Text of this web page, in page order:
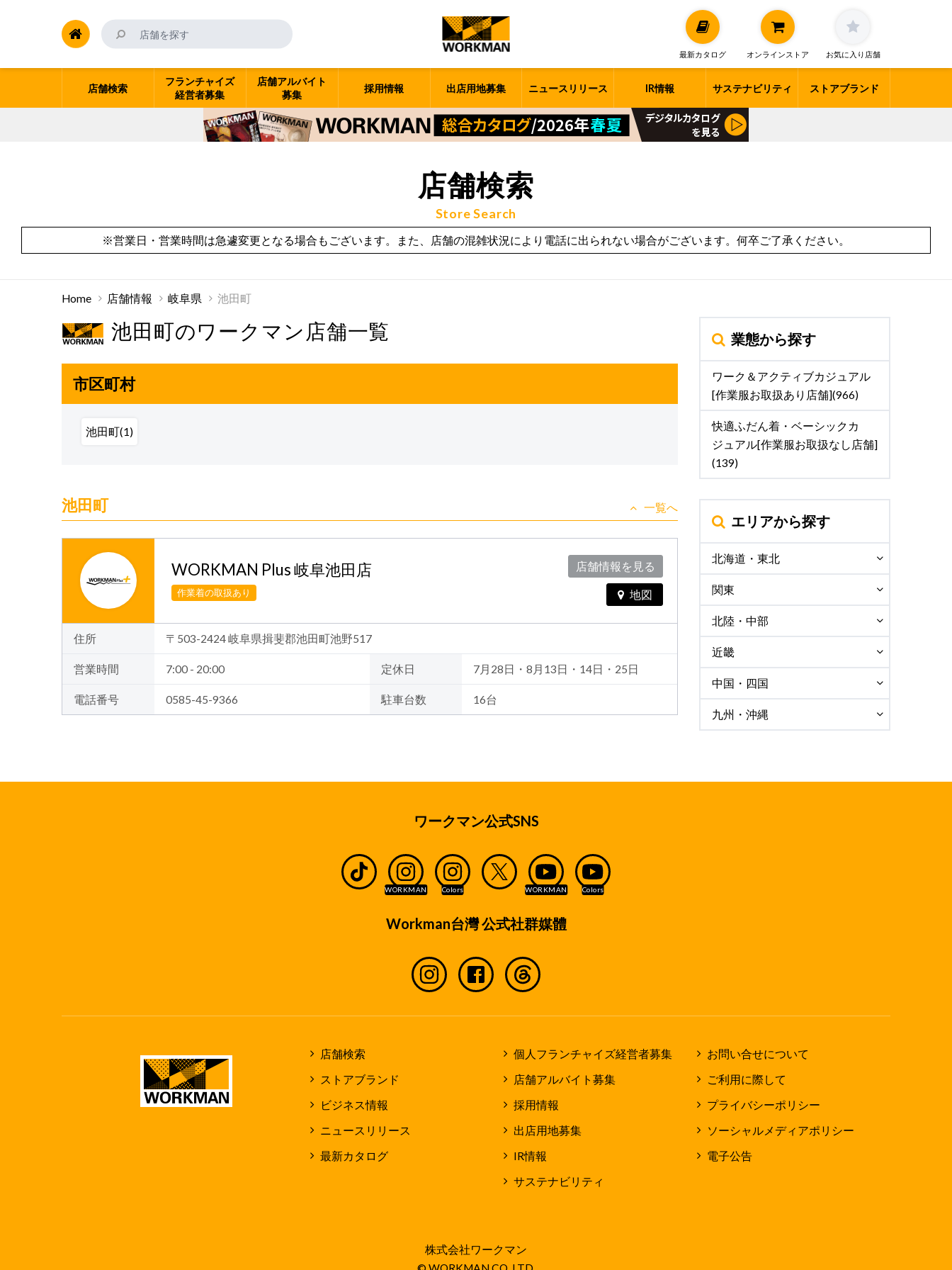
最新カタログ オンラインストア お気に入り店舗
フランチャイズ
経営者募集
店舗検索
店舗アルバイト
募集
採用情報 出店用地募集 ニュースリリース IR情報 サステナビリティ ストアブランド
店舗検索
Store Search
※営業日・営業時間は急遽変更となる場合もございます。また、店舗の混雑状況により電話に出られない場合がございます。何卒ご了承ください。
Home 店舗情報 岐阜県 池田町
池田町のワークマン店舗一覧
市区町村
池田町(1)
池田町 一覧へ
WORKMAN Plus 岐阜池田店
作業着の取扱あり
住所 〒503-2424 岐阜県揖斐郡池田町池野517
営業時間 7:00 - 20:00 定休日 7月28日・8月13日・14日・25日
電話番号 0585-45-9366 駐車台数 16台
店舗情報を見る
地図
業態から探す
ワーク＆アクティブカジュアル
[作業服お取扱あり店舗](966)
快適ふだん着・ベーシックカ
ジュアル[作業服お取扱なし店舗]
(139)
エリアから探す
北海道・東北
関東
北陸・中部
近畿
中国・四国
九州・沖縄
ワークマン公式SNS
Workman台灣 公式社群媒體
店舗検索
ストアブランド
ビジネス情報
ニュースリリース
最新カタログ
個人フランチャイズ経営者募集
店舗アルバイト募集
採用情報
出店用地募集
IR情報
サステナビリティ
お問い合せについて
ご利用に際して
プライバシーポリシー
ソーシャルメディアポリシー
電子公告
株式会社ワークマン